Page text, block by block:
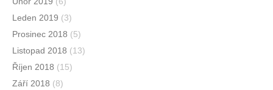
Leden 2019 (3)
Prosinec 2018 (5)
Listopad 2018 (13)
Říjen 2018 (15)
Září 2018 (8)